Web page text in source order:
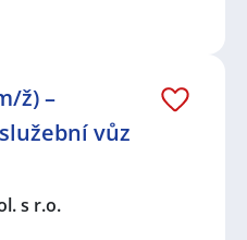
ž) –
vůz
s r.o.